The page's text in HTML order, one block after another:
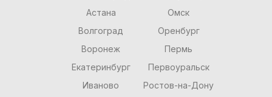
Астана
Волгоград
Воронеж
Екатеринбург
Иваново
Омск
Оренбург
Пермь
Первоуральск
Ростов-на-Дону